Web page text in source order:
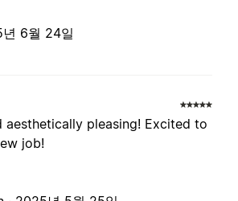
6월 24일
aesthetically pleasing! Excited to
job!